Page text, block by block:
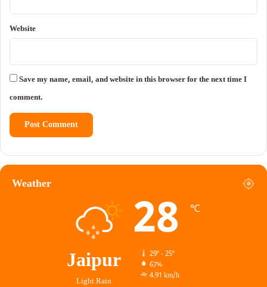
Website
Save my name, email, and website in this browser for the next time I
comment.
Weather
Jaipur
Light Rain
28 ℃
29º - 25º
67%
4.91 km/h